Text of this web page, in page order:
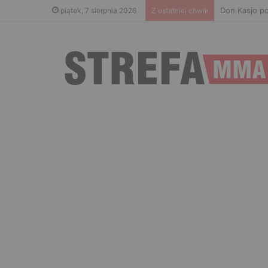
piątek, 7 sierpnia 2026 Z ostatniej chwili Don Kasjo